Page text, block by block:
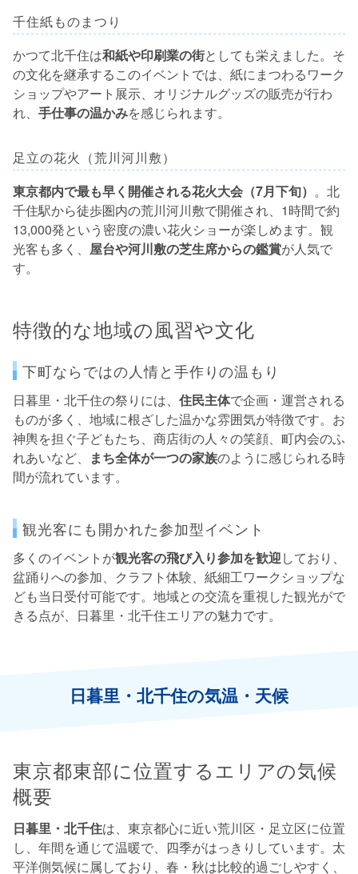
千住紙ものまつり
かつて北千住は和紙や印刷業の街としても栄えました。そ
の文化を継承するこのイベントでは、紙にまつわるワーク
ショップやアート展示、オリジナルグッズの販売が行わ
れ、 手仕事の温かみを感じられます。
足立の花火（荒川河川敷）
東京都内で最も早く開催される花火大会（7月下旬） 。北
千住駅から徒歩圏内の荒川河川敷で開催され、1時間で約
13,000発という密度の濃い花火ショーが楽しめます。観
光客も多く、 屋台や河川敷の芝生席からの鑑賞が人気で
す。
特徴的な地域の風習や文化
下町ならではの人情と手作りの温もり
日暮里・北千住の祭りには、 住民主体で企画・運営される
ものが多く、地域に根ざした温かな雰囲気が特徴です。お
神輿を担ぐ子どもたち、商店街の人々の笑顔、町内会のふ
れあいなど、
まち全体が一つの家族のように感じられる時
間が流れています。
観光客にも開かれた参加型イベント
多くのイベントが観光客の飛び入り参加を歓迎しており、
盆踊りへの参加、クラフト体験、紙細工ワークショップな
ども当日受付可能です。地域との交流を重視した観光がで
きる点が、日暮里・北千住エリアの魅力です。
日暮里・北千住の気温・天候
東京都東部に位置するエリアの気候
概要
日暮里・北千住は、東京都心に近い荒川区・足立区に位置
し、年間を通じて温暖で、四季がはっきりしています。太
平洋側気候に属しており、春・秋は比較的過ごしやすく、